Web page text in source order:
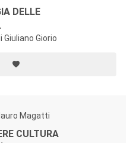
DELLE
Giorio
Magatti
CULTURA